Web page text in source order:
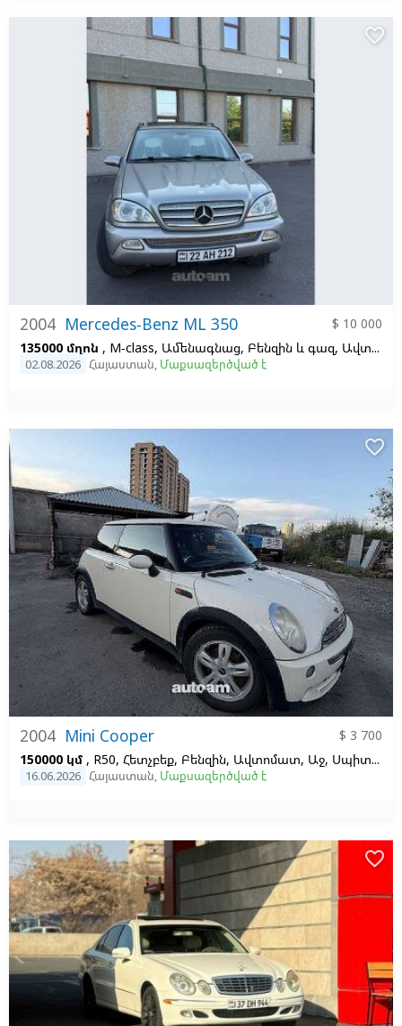
2004 Mercedes-Benz ML 350
$ 10 000
135000 մղոն , M-class, Ամենագնաց, Բենզին և գազ, Ավտոմատ, Ձախ,
02.08.2026 Հայաստան, Մաքսազերծված է
favorite_border
2004 Mini Cooper
$ 3 700
150000 կմ , R50, Հետչբեք, Բենզին, Ավտոմատ, Աջ, Սպիտակ, 1.6
16.06.2026 Հայաստան, Մաքսազերծված է
favorite_border
favorite_border